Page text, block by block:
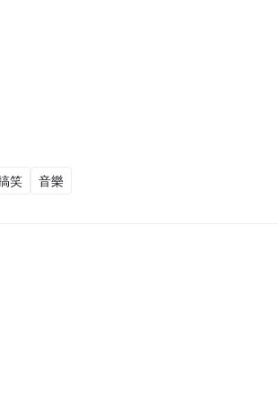
笑 音樂